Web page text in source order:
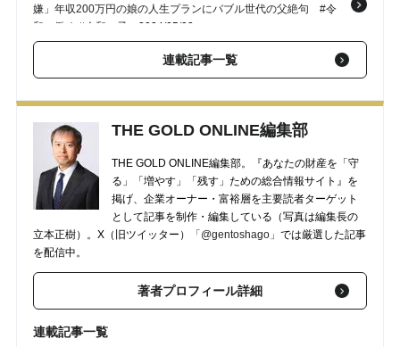
嫌」年収200万円の娘の人生プランにバブル世代の父絶句 #令
和に働く #令和の子
2024/05/03
【第1回】 「退職金1,500万円です」「もう会社辞めちゃえ！」
月収62万円・43歳会社員、勝ち組かと思いきや…安易な早期退
職を大後悔した日【FPが解説】2023/08/07
連載記事一覧
THE GOLD ONLINE編集部
THE GOLD ONLINE編集部。『あなたの財産を「守
る」「増やす」「残す」ための総合情報サイト』を
掲げ、企業オーナー・富裕層を主要読者ターゲット
として記事を制作・編集している（写真は編集長の
立本正樹）。X（旧ツイッター）
「@gentoshago」 では厳選した記事
を配信中。
著者プロフィール詳細
連載記事一覧